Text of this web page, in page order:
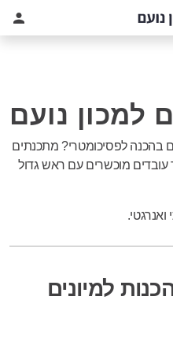
למכון נועם
בהכנה לפסיכומטרי? מתכנתים
מוכשרים עם ראש גדול
ואנרגטי.
למיונים